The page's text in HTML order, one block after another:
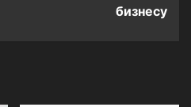
бизнесу